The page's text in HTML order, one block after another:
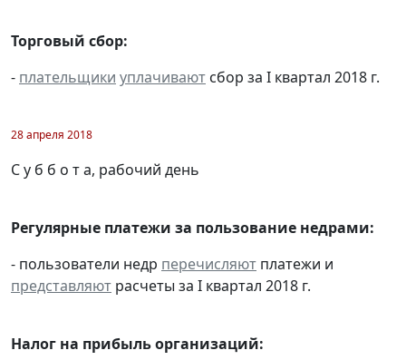
Торговый сбор:
- плательщики уплачивают сбор за I квартал 2018 г.
28 апреля 2018
С у б б о т а, рабочий день
Регулярные платежи за пользование недрами:
- пользователи недр перечисляют платежи и
представляют расчеты за I квартал 2018 г.
Налог на прибыль организаций: